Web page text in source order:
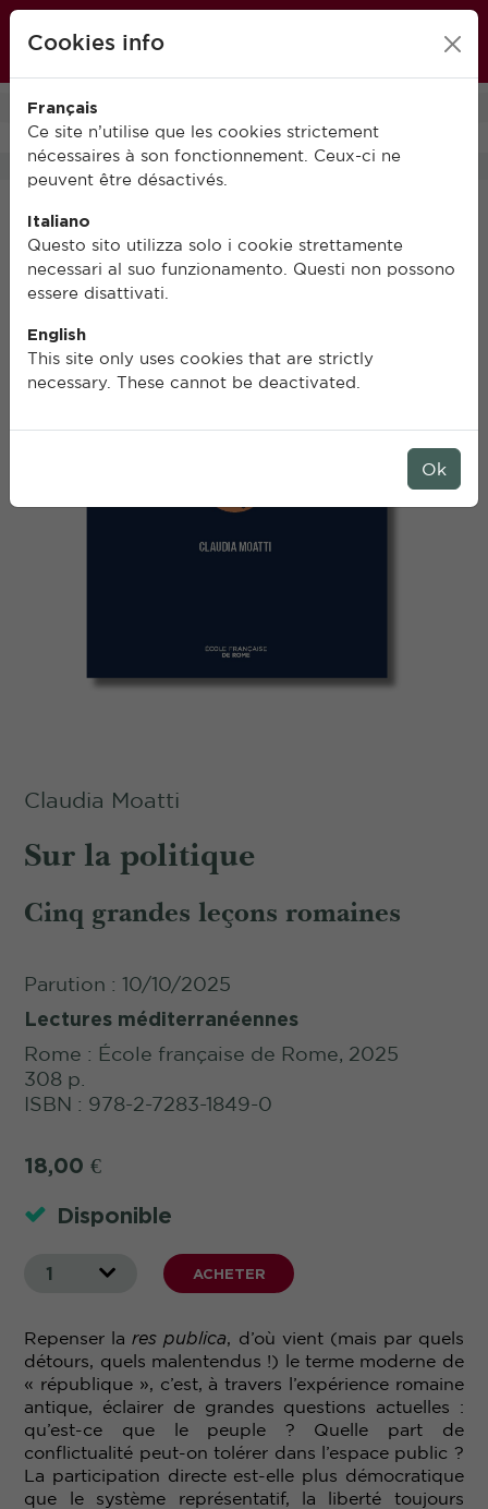
Claudia Moatti
Sur la politique
Cinq grandes leçons romaines
Parution : 10/10/2025
Lectures méditerranéennes
Rome : École française de Rome, 2025
308 p.
ISBN : 978-2-7283-1849-0
18,00 €
Disponible
1 ACHETER
Repenser la res publica, d’où vient (mais par quels
détours, quels malentendus !) le terme moderne de
« république », c’est, à travers l’expérience romaine
antique, éclairer de grandes questions actuelles :
qu’est-ce que le peuple ? Quelle part de
conflictualité peut-on tolérer dans l’espace public ?
La participation directe est-elle plus démocratique
que le système représentatif, la liberté toujours
Cookies info
Français
Ce site n’utilise que les cookies strictement
nécessaires à son fonctionnement. Ceux-ci ne
peuvent être désactivés.
Italiano
Questo sito utilizza solo i cookie strettamente
necessari al suo funzionamento. Questi non possono
essere disattivati.
English
This site only uses cookies that are strictly
necessary. These cannot be deactivated.
Ok